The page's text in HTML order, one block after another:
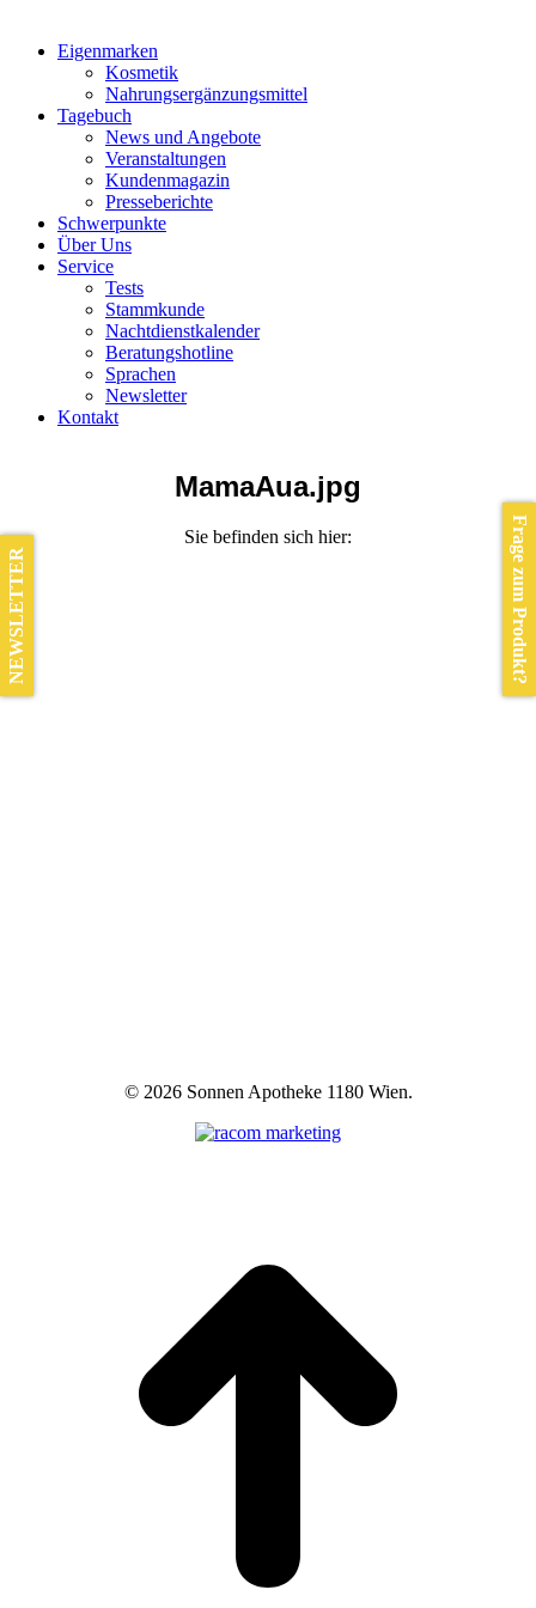
Eigenmarken
Kosmetik
Nahrungsergänzungsmittel
Tagebuch
News und Angebote
Veranstaltungen
Kundenmagazin
Presseberichte
Schwerpunkte
Über Uns
Service
Tests
Stammkunde
Nachtdienstkalender
Beratungshotline
Sprachen
Newsletter
Kontakt
MamaAua.jpg
Sie befinden sich hier:
© 2026 Sonnen Apotheke 1180 Wien.
Frage zum Produkt?
NEWSLETTER